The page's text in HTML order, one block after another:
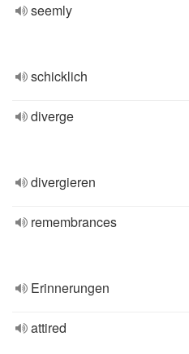
seemly
schicklich
diverge
divergieren
remembrances
Erinnerungen
attired